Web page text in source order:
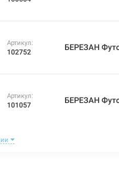
Артикул:
102752 БЕРЕЗАН
Артикул:
101057 БЕРЕЗАН